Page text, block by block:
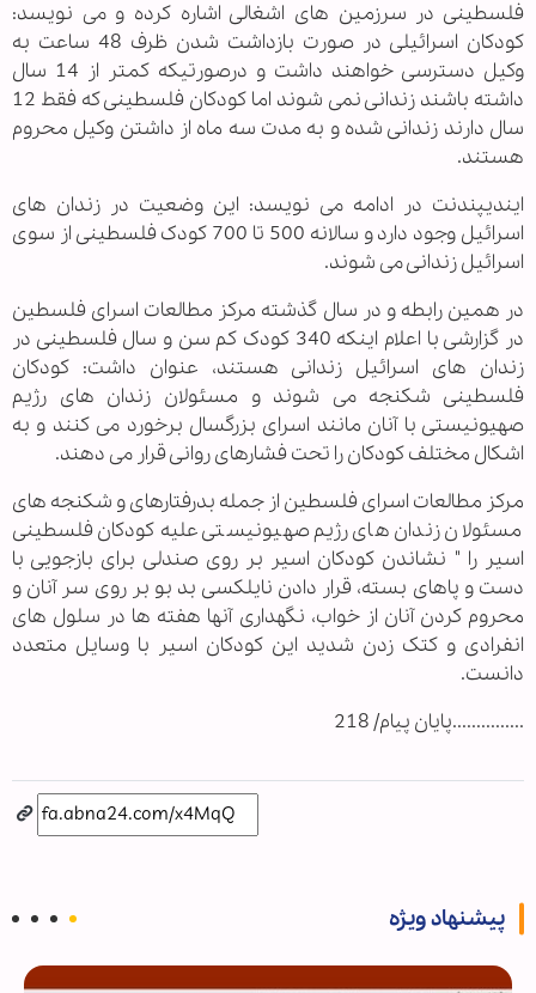
فلسطینی در سرزمین های اشغالی اشاره کرده و می نویسد:
کودکان اسرائیلی در صورت بازداشت شدن ظرف 48 ساعت به
وکیل دسترسی خواهند داشت و درصورتیکه کمتر از 14 سال
داشته باشند زندانی نمی شوند اما کودکان فلسطینی که فقط 12
سال دارند زندانی شده و به مدت سه ماه از داشتن وکیل محروم
هستند.
ایندیپندنت در ادامه می نویسد: این وضعیت در زندان های
اسرائیل وجود دارد و سالانه 500 تا 700 کودک فلسطینی از سوی
اسرائیل زندانی می شوند.
در همین رابطه و در سال گذشته مرکز مطالعات اسرای فلسطین
در گزارشی با اعلام اینکه 340 کودک کم سن و سال فلسطینی در
زندان های اسرائیل زندانی هستند، عنوان داشت: کودکان
فلسطینی شکنجه می شوند و مسئولان زندان های رژیم
صهیونیستی با آنان مانند اسرای بزرگسال برخورد می کنند و به
اشکال مختلف کودکان را تحت فشارهای روانی قرار می دهند.
مرکز مطالعات اسرای فلسطین از جمله بدرفتارهای و شکنجه های
مسئولان زندان های رژیم صهیونیستی علیه کودکان فلسطینی
اسیر را " نشاندن کودکان اسیر بر روی صندلی برای بازجویی با
دست و پاهای بسته، قرار دادن نایلکسی بد بو بر روی سر آنان و
محروم کردن آنان از خواب، نگهداری آنها هفته ها در سلول های
انفرادی و کتک زدن شدید این کودکان اسیر با وسایل متعدد
دانست.
...............پایان پیام/ 218
پیشنهاد ویژه